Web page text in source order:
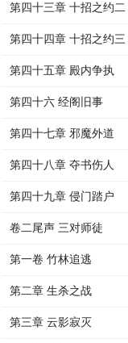
第四十三章 十招之约二
第四十四章 十招之约三
第四十五章 殿内争执
第四十六 经阁旧事
第四十七章 邪魔外道
第四十八章 夺书伤人
第四十九章 侵门踏户
卷二尾声 三对师徒
第一卷 竹林追逃
第二章 生杀之战
第三章 云影寂灭